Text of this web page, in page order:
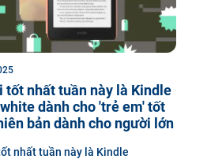
tốt nhất tuần này là Kindle
dành cho 'trẻ em' tốt
bản dành cho người lớn
nhất tuần này là Kindle